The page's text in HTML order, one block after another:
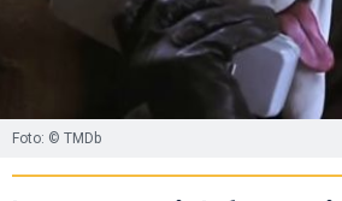
Foto: © TMDb